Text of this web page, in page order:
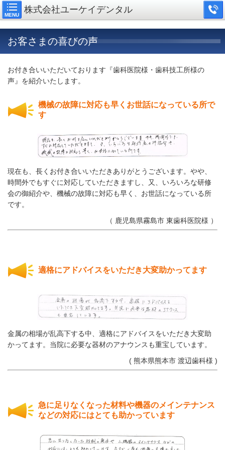
MENU
株式会社ユーケイデンタル
お客さまの喜びの声
お付き合いいただいております『歯科医院様・歯科技工所様の
声』を紹介いたします。
機械の故障に対応も早くお世話になっている所で
す
現在も、長くお付き合いいただきありがとうございます。やや、
時間外でもすぐに対応していただきますし、又、いろいろな研修
会の御紹介や、機械の故障に対応も早く、お世話になっている所
です。
（ 鹿児島県霧島市 東歯科医院様 ）
適格にアドバイスをいただき大変助かってます
金属の相場が乱高下する中、適格にアドバイスをいただき大変助
かってます。当院に必要な器材のアナウンスも重宝しています。
( 熊本県熊本市 渡辺歯科様 )
急に足りなくなった材料や機器のメインテナンス
などの対応にはとても助かっています